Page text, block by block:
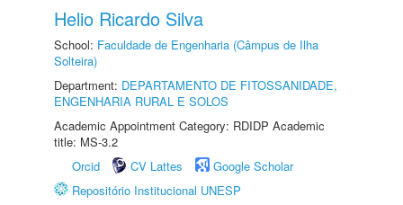
Helio Ricardo Silva
School: Faculdade de Engenharia (Câmpus de Ilha
Solteira)
Department: DEPARTAMENTO DE FITOSSANIDADE,
ENGENHARIA RURAL E SOLOS
Academic Appointment Category: RDIDP Academic
title: MS-3.2
Orcid
CV Lattes
Google Scholar
Repositório Institucional UNESP